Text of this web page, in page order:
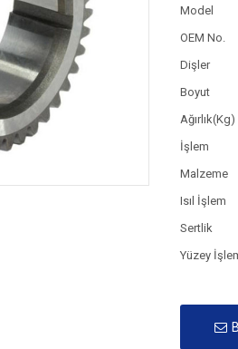
Model
OEM No.
Dişler
Boyut
Ağırlık(Kg)
İşlem
Malzeme
Isıl İşlem
Sertlik
Yüzey